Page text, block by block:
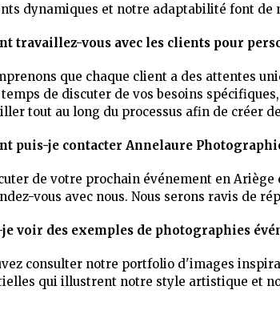
dynamiques et notre adaptabilité font de
travaillez-vous avec les clients pour
que chaque client a des attentes
de discuter de vos besoins
tout au long du processus afin de créer
puis-je contacter Annelaure
de votre prochain événement en
vous avec nous. Nous serons ravis de
je voir des exemples de photographies
consulter notre portfolio d'images
qui illustrent notre style artistique et